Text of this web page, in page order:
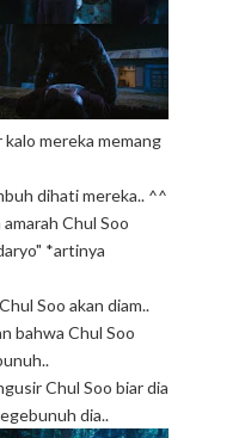
mereka memang
dihati mereka.. ^^
Chul Soo
*artinya
Soo akan diam..
bahwa Chul Soo
Chul Soo biar dia
dia..